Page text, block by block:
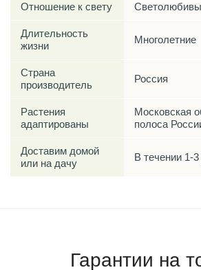
Отношение к свету
Длительность
жизни
Многолетние
Страна
производитель
Россия
Растения
адаптированы
Московская
полоса
Доставим домой
или на дачу
В течении 1-
Гарантии на